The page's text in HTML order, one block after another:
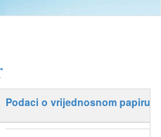
Podaci o vrijednosnom papiru